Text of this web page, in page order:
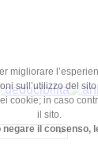
migliorare
sull’utilizzo del
cookie; in caso
il sito.
negare il consenso,